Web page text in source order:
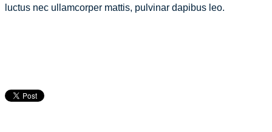
luctus nec ullamcorper mattis, pulvinar dapibus leo.